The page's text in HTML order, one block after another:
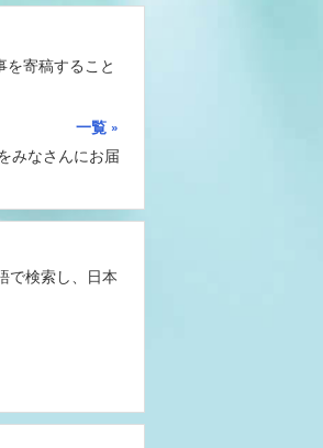
寄稿すること
一覧
みなさんにお届
で検索し、日本